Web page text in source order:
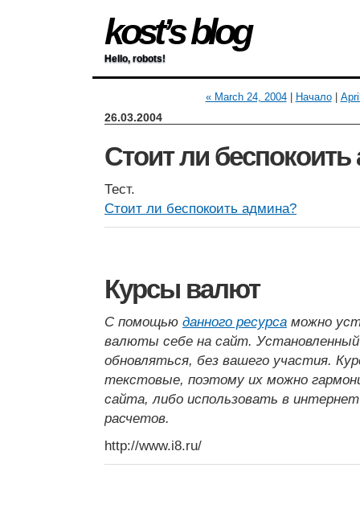
kost’s blog
Hello, robots!
« March 24, 2004| Начало|
26.03.2004
Стоит ли
Тест.
Стоит ли беспокоить админа?
Курсы валют
С помощью данного ресурса можно
валюты себе на сайт. Установленный
обновляться, без вашего участия.
текстовые, поэтому их можно
сайта, либо использовать в
расчетов.
http://www.i8.ru/